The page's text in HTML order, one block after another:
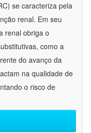
se caracteriza pela
renal. Em seu
renal obriga o
como a
do avanço da
na qualidade de
o risco de